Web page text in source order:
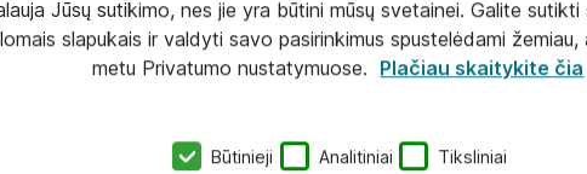
Jūsų sutikimo, nes jie yra būtini mūsų svetainei. Galite
slapukais ir valdyti savo pasirinkimus spustelėdami
metu Privatumo nustatymuose. Plačiau skaitykite čia
Būtinieji Analitiniai Tiksliniai